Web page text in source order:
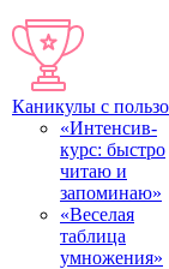
Каникулы с
«Интенсив-
курс: быстро
читаю и
запоминаю»
«Веселая
таблица
умножения»